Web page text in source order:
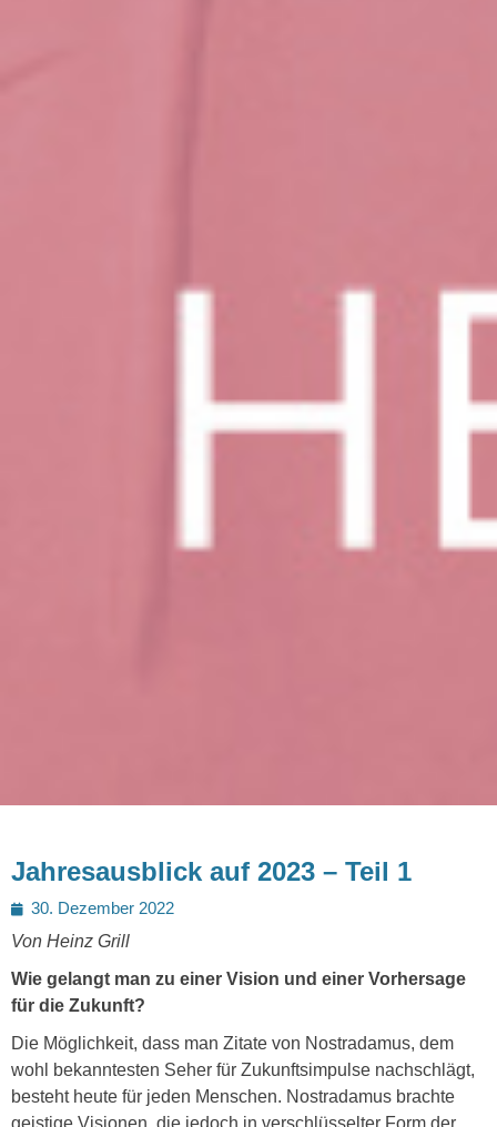
Jahresausblick auf 2023 – Teil 1
Posted
on
30. Dezember 2022
Von Heinz Grill
Wie gelangt man zu einer Vision und einer Vorhersage
für die Zukunft?
Die Möglichkeit, dass man Zitate von Nostradamus, dem
wohl bekanntesten Seher für Zukunftsimpulse nachschlägt,
besteht heute für jeden Menschen. Nostradamus brachte
geistige Visionen, die jedoch in verschlüsselter Form der